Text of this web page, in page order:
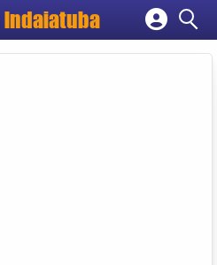
Indaiatuba
Cadastrar empresa